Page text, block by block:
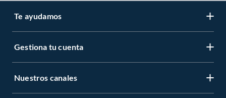
Te ayudamos
Gestiona tu cuenta
Nuestros canales